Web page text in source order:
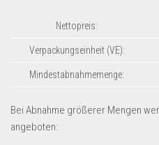
Sonderposten-Angebote
Saison & Eventprodkte
Dropshipping-Produkte
Grosshandel
Nettopreis:
Verpackungseinheit (VE):
Mindestabnahmemenge:
Bei Abnahme größerer Mengen
angeboten: